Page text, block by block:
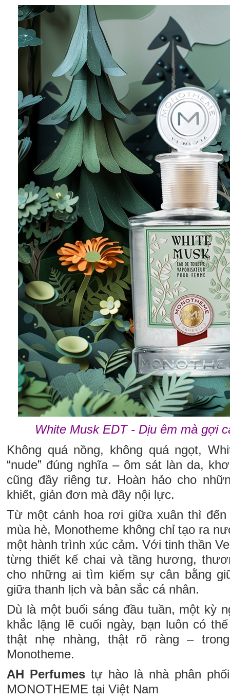
White Musk EDT - Dịu êm mà gợi
Không quá nồng, không quá ngọt,
“nude” đúng nghĩa – ôm sát làn da,
cũng đầy riêng tư. Hoàn hảo cho
khiết, giản đơn mà đầy nội lực.
Từ một cánh hoa rơi giữa xuân thì
mùa hè, Monotheme không chỉ tạo ra
một hành trình xúc cảm. Với tinh thần
từng thiết kế chai và tầng hương,
cho những ai tìm kiếm sự cân bằng
giữa thanh lịch và bản sắc cá nhân.
Dù là một buổi sáng đầu tuần, một kỳ
khắc lặng lẽ cuối ngày, bạn luôn có
thật nhẹ nhàng, thật rõ ràng –
Monotheme.
AH Perfumes tự hào là nhà phân
MONOTHEME tại Việt Nam